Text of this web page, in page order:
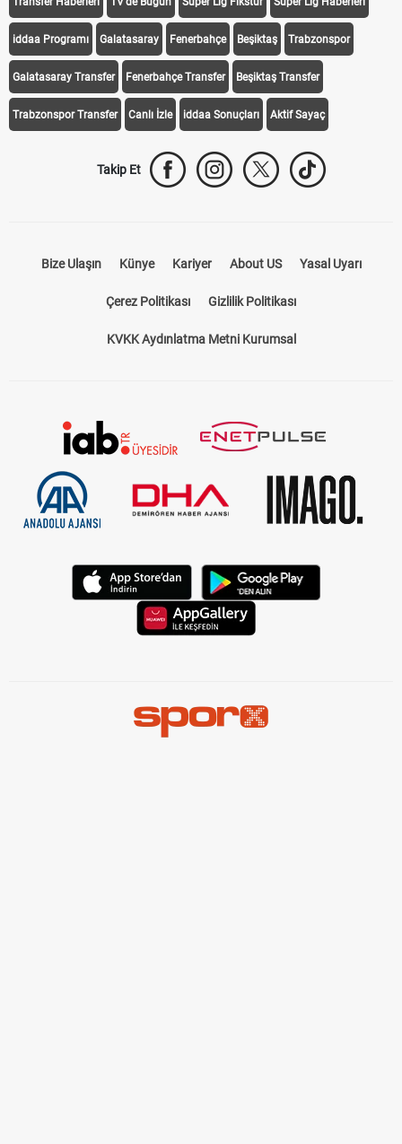
Transfer Haberleri TV'de Bugün Süper Lig Fikstür Süper Lig Haberleri
iddaa Programı Galatasaray Fenerbahçe Beşiktaş Trabzonspor
Galatasaray Transfer Fenerbahçe Transfer Beşiktaş Transfer
Trabzonspor Transfer Canlı İzle iddaa Sonuçları Aktif Sayaç